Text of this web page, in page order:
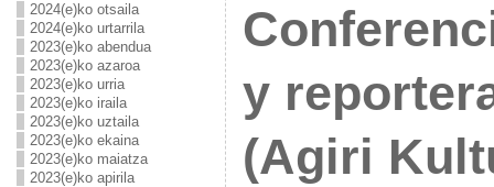
2024(e)ko otsaila
2024(e)ko urtarrila
2023(e)ko abendua
2023(e)ko azaroa
2023(e)ko urria
2023(e)ko iraila
2023(e)ko uztaila
2023(e)ko ekaina
2023(e)ko maiatza
2023(e)ko apirila
y
(Agiri